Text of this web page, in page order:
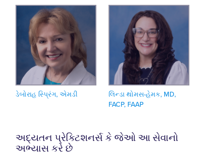
ડેબોરાહ સ્પ્રિંગ, એમડી
લિન્ડા થોમસ-હેમક, MD,
FACP, FAAP
અદ્યતન પ્રેક્ટિશનર્સ કે જેઓ આ સેવાનો
અભ્યાસ કરે છે